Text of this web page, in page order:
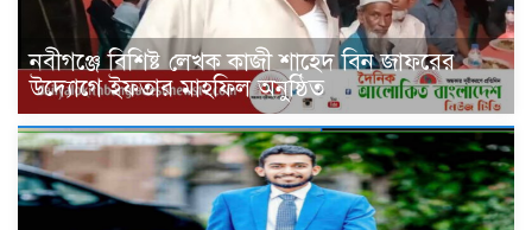
নবীগঞ্জে বিশিষ্ট লেখক কাজী শাহেদ বিন জাফরের
উদ্যোগে ইফতার মাহফিল অনুষ্ঠিত